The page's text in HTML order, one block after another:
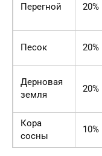
Перегной 20%
Песок 20%
Дерновая
земля
20%
Кора
сосны
10%